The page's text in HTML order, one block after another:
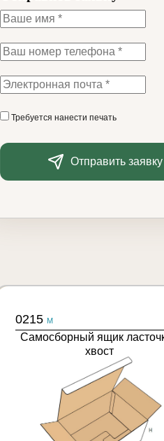
Требуется нанести печать
Отправить заявку
0215 M
Самосборный ящик
хвост